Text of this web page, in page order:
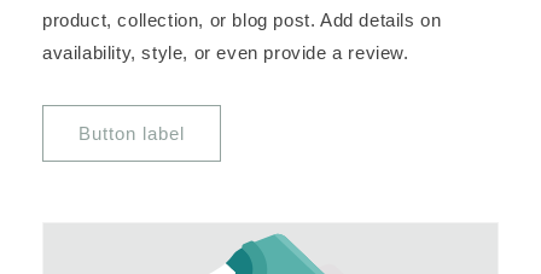
product, collection, or blog post. Add details on
availability, style, or even provide a review.
Button label